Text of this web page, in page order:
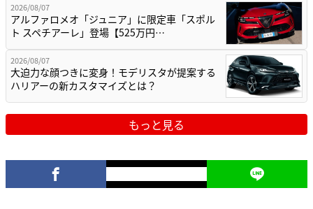
2026/08/07
アルファロメオ「ジュニア」に限定車「スポル
ト スペチアーレ」登場【525万円…
2026/08/07
大迫力な顔つきに変身！モデリスタが提案する
ハリアーの新カスタマイズとは？
もっと見る